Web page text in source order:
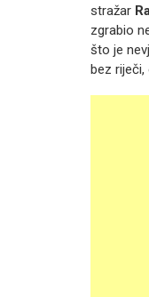
stražar
zgrabio
što je
bez